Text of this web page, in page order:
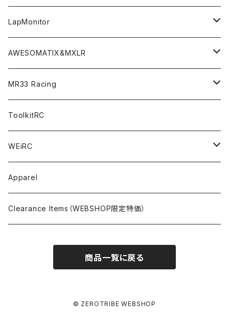
Option Parts For TA08/TA08R
TA08
TA08R
Option Parts For XRAY T4
Option Parts For YOKOMO BD9
Option Parts For YOKOMO BD8
Accessories
Discontinued Products
Option Parts For A800R
CREST X EVO
CRESR RS120
CREST Stocki Motor
CREST Modi Motor
Special Set（ZEROTRIBEオリジナル）
M-Chassis（1/10 W/B210-225mm）
F1（1/10）
Stencils＜エアブラシ用ステンシル＞
SP1-F＜組立キット／スペアー＆オプションパーツ＞
Awesomatix
A800MMX
A800R
XRAY
X4
X4F
Accessories
YOKOMO
BD12
BD11
MUGEN
MTC2
SANWA
Schumacher
Setup Tools
Pit Accessories
Radio Accessories
Option Parts
Electronics
Tire Cleaner/Additive
Bodies
F1ULTRA
RUBBER TIRES＆WHEEL
LapMonitor
Decoder
Transponder
Accessories
AWESOMATIX&MXLR
A800R（KIT＆Spare & Optional）
A12（KIT＆Spare & Optional）
MR33 Racing
Chemicals＜ケミカル＞
Shock Oil＜ショックオイル＞
Diff Oil＜デフオイル＞
Ball Bearing Oil＜ボールベアリングオイル＞
Tires＜タイヤ関連＞
Additive＜グリップ剤＞
Glue＜瞬間接着剤＞
1/12 Racing＜1/12レーシングタイヤ用＞
OptionParts＜オプションパーツ＞
AWESOMATIX A800R＜A800R用オプション＞
Accessories＜アクセサリー＞
Pinions/Spur Gears＜ピニオン/スパーギア＞
Tools＜ドライバー他＞
Batteries＜バッテリー（バッグ,コネクター類含）＞
Safety Bags＜セーフティバッグ＞
Electronics＜電子系部品＞
ToolkitRC
WEiRC
Spring Steel Chassis
DLC Black Spring Steel Chassis
Apparel
Clearance Items（WEBSHOP限定特価）
商品一覧に戻る
© ZEROTRIBE WEBSHOP